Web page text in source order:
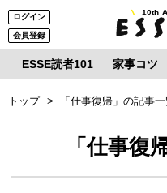
ログイン
会員登録
10th
ESSE読者101 家事コツ
トップ 「仕事復帰」の記事
「仕事復